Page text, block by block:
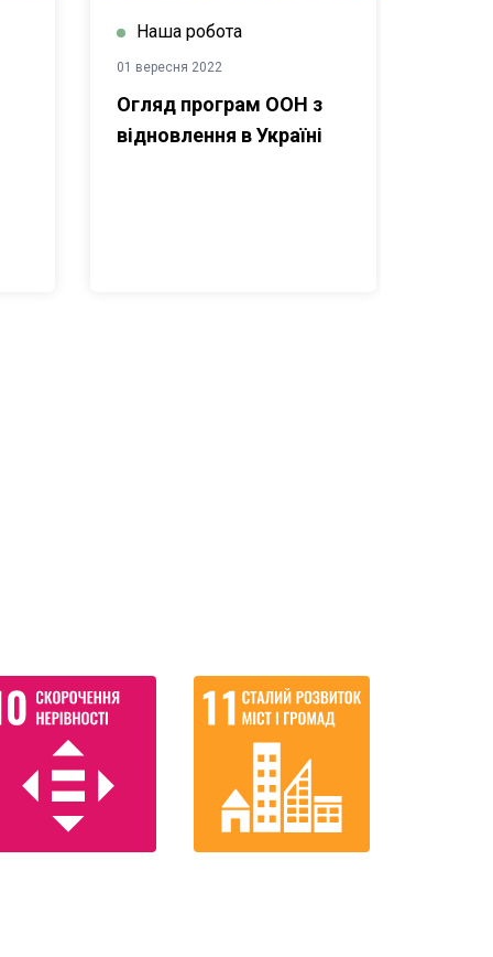
Наша робота
01 вересня 2022
Огляд програм ООН з
відновлення в Україні